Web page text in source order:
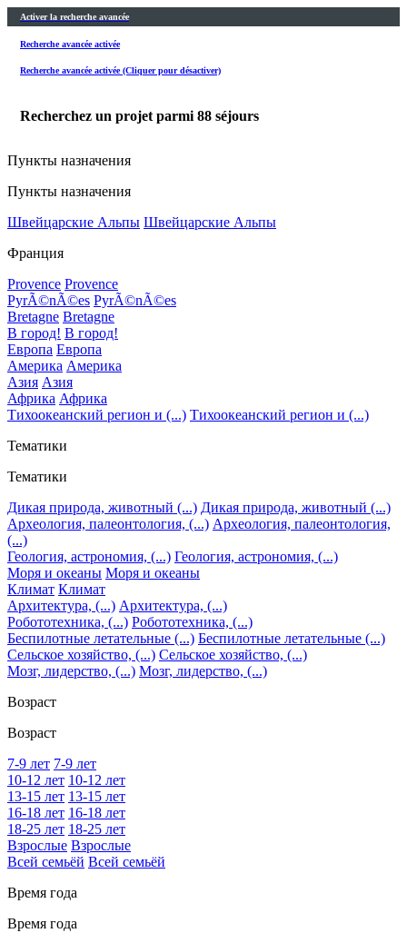
Activer la recherche avancée
Recherche avancée activée
Recherche avancée activée (Cliquer pour désactiver)
Recherchez un projet parmi 88 séjours
Пункты назначения
Пункты назначения
Швейцарские Альпы Швейцарские Альпы
Франция
Provence Provence
PyrÃ©nÃ©es PyrÃ©nÃ©es
Bretagne Bretagne
В город! В город!
Европа Европа
Америка Америка
Азия Азия
Африка Африка
Тихоокеанский регион и (...) Тихоокеанский регион и (...)
Тематики
Тематики
Дикая природа, животный (...) Дикая природа, животный (...)
Археология, палеонтология, (...) Археология, палеонтология,
(...)
Геология, астрономия, (...) Геология, астрономия, (...)
Моря и океаны Моря и океаны
Климат Климат
Архитектура, (...) Архитектура, (...)
Робототехника, (...) Робототехника, (...)
Беспилотные летательные (...) Беспилотные летательные (...)
Сельское хозяйство, (...) Сельское хозяйство, (...)
Мозг, лидерство, (...) Мозг, лидерство, (...)
Возраст
Возраст
7-9 лет 7-9 лет
10-12 лет 10-12 лет
13-15 лет 13-15 лет
16-18 лет 16-18 лет
18-25 лет 18-25 лет
Взрослые Взрослые
Всей семьёй Всей семьёй
Время года
Время года